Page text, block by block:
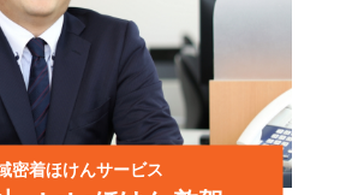
密着ほけんサービス